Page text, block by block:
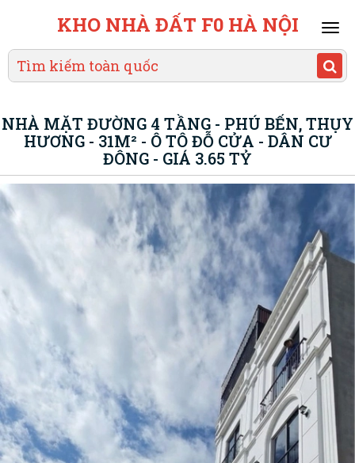
KHO NHÀ ĐẤT F0 HÀ NỘI
NHÀ MẶT ĐƯỜNG 4 TẦNG - PHÚ BẾN, THỤY
HƯƠNG - 31M² - Ô TÔ ĐỖ CỬA - DÂN CƯ
ĐÔNG - GIÁ 3.65 TỶ